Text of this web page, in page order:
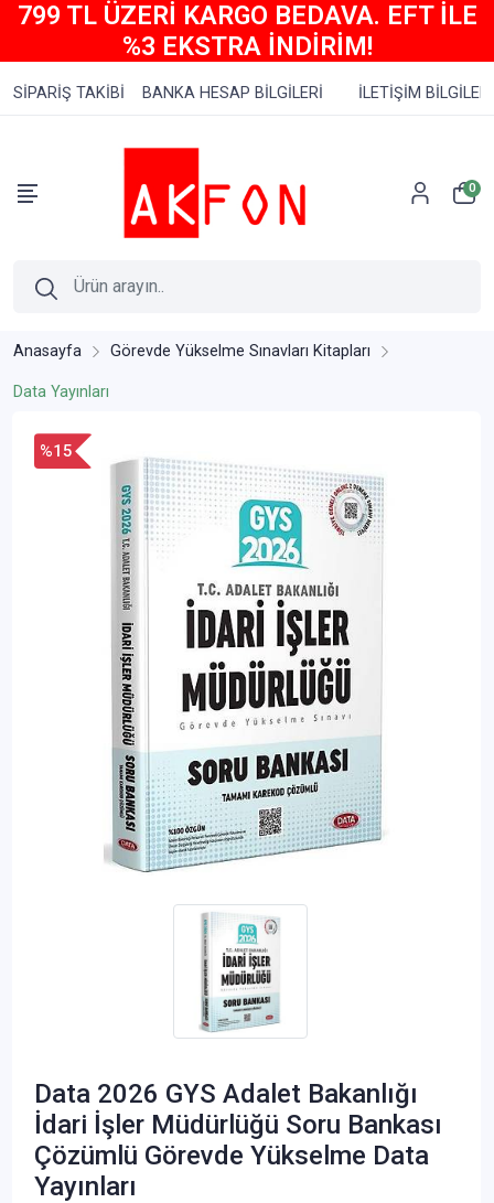
799 TL ÜZERİ KARGO BEDAVA. EFT İLE
%3 EKSTRA İNDİRİM!
SİPARİŞ TAKİBİ BANKA HESAP BİLGİLERİ İLETİŞİM BİLGİLERİ
0
Anasayfa Görevde Yükselme Sınavları Kitapları
Data Yayınları
%15
Data 2026 GYS Adalet Bakanlığı
İdari İşler Müdürlüğü Soru Bankası
Çözümlü Görevde Yükselme Data
Yayınları